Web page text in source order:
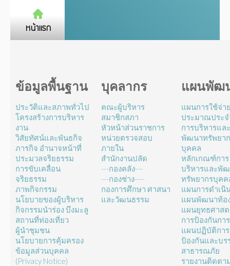
ข้อมูลพื้นฐาน
ประวัติและสภาพทั่วไป
โครงสร้างการบริหาร
งาน
วิสัยทัศน์และพันธกิจ
ภารกิจ อำนาจหน้าที่
ประมวลจริยธรรม
การขับเคลื่อน
จริยธรรม
ภาพกิจกรรม
นโยบายของผู้บริหาร
กิจกรรมนำร่อง บึงมะลู
สถานที่ท่องเที่ยว
ผู้นำชุมชน
นโยบายการคุ้มครอง
ข้อมูลส่วนบุคคล
(Privacy Notice)
บุคลากร
คณะผู้บริหาร
สมาชิกสภา
หัวหน้าส่วนราชการ
หน่วยตรวจสอบ
ภายใน
สำนักงานปลัด
---กองคลัง---
---กองช่าง----
กองการศึกษา ศาสนา
และวัฒนธรรม
แผนพัฒ
แผนการใช้จ่า
ประมาณประ
การบริหารแล
พัฒนาทรัพยา
บุคคล
หลักเกณฑ์การ
บริหารและพั
ทรัพยากรบุคค
แผนการดำเนิ
แผนพัฒนาท้อ
แผนยุทธศาส
การป้องกันกา
แผนปฏิบัติการ
ป้องกันและบร
สาธารณภัย
รายงานติดตา